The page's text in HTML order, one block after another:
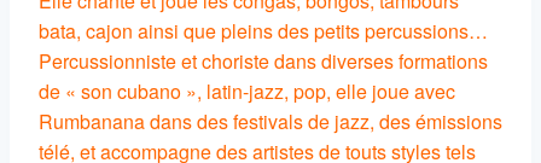
bata, cajon ainsi que pleins des petits percussions…
Percussionniste et choriste dans diverses formations
de « son cubano », latin-jazz, pop, elle joue avec
Rumbanana dans des festivals de jazz, des émissions
télé, et accompagne des artistes de touts styles tels